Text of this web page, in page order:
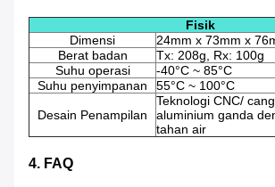
Fisik
Dimensi
24mm x 73mm x
Berat badan
Tx: 208g, Rx: 100g
Suhu operasi
-40°C ~ 85°C
Suhu penyimpanan
55°C ~ 100°C
Desain Penampilan
Teknologi CNC/
aluminium ganda
tahan air
4. FAQ